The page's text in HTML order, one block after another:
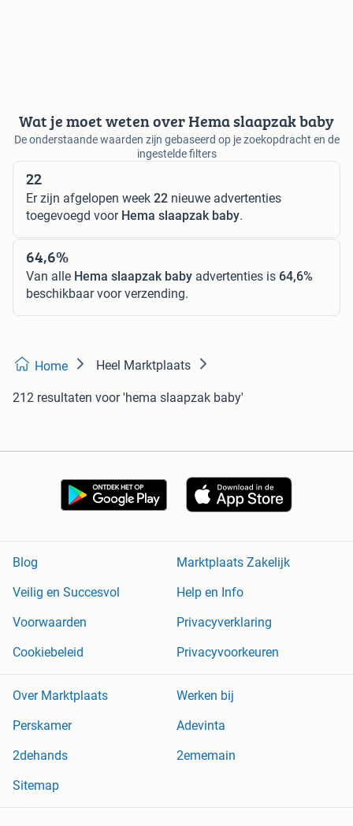
Wat je moet weten over Hema slaapzak baby
De onderstaande waarden zijn gebaseerd op je zoekopdracht en de
ingestelde filters
22
Er zijn afgelopen week 22 nieuwe advertenties
toegevoegd voor Hema slaapzak baby.
64,6%
Van alle Hema slaapzak baby advertenties is 64,6%
beschikbaar voor verzending.
Home Heel Marktplaats
212 resultaten voor 'hema slaapzak baby'
Blog
Marktplaats Zakelijk
Veilig en Succesvol
Help en Info
Voorwaarden
Privacyverklaring
Cookiebeleid
Privacyvoorkeuren
Over Marktplaats
Werken bij
Perskamer
Adevinta
2dehands
2ememain
Sitemap